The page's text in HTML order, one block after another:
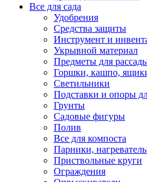
Все для сада
Удобрения
Средства защиты
Инструмент и
Укрывной материал
Предметы для
Горшки, кашпо,
Светильники
Подставки и опоры
Грунты
Садовые фигуры
Полив
Все для компоста
Парники,
Приствольные круги
Ограждения